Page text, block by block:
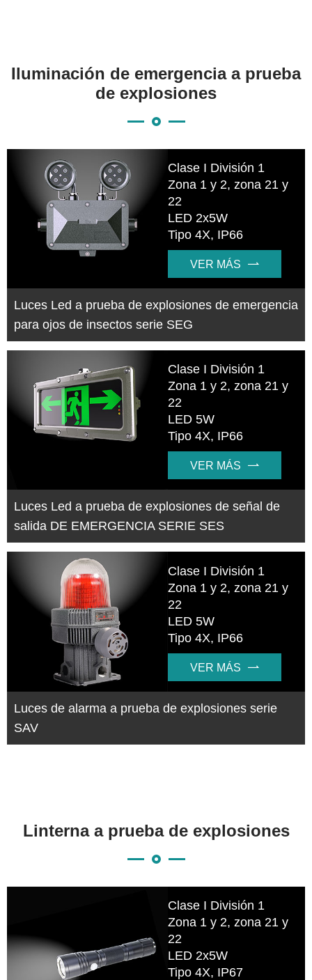
Iluminación de emergencia a prueba
de explosiones
Clase I División 1
Zona 1 y 2, zona 21 y
22
LED 2x5W
Tipo 4X, IP66
VER MÁS 
Luces Led a prueba de explosiones de emergencia
para ojos de insectos serie SEG
Clase I División 1
Zona 1 y 2, zona 21 y
22
LED 5W
Tipo 4X, IP66
VER MÁS 
Luces Led a prueba de explosiones de señal de
salida DE EMERGENCIA SERIE SES
Clase I División 1
Zona 1 y 2, zona 21 y
22
LED 5W
Tipo 4X, IP66
VER MÁS 
Luces de alarma a prueba de explosiones serie
SAV
Linterna a prueba de explosiones
Clase I División 1
Zona 1 y 2, zona 21 y
22
LED 2x5W
Tipo 4X, IP67